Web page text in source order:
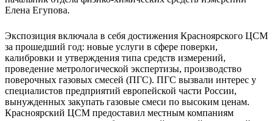
Елена Егупова.
Экспозиция включала в себя достижения Красноярского ЦСМ
за прошедший год: новые услуги в сфере поверки,
калибровки и утверждения типа средств измерений,
проведение метрологической экспертизы, производство
поверочных газовых смесей (ПГС). ПГС вызвали интерес у
специалистов предприятий европейской части России,
вынужденных закупать газовые смеси по высоким ценам.
Красноярский ЦСМ предоставил местным компаниям